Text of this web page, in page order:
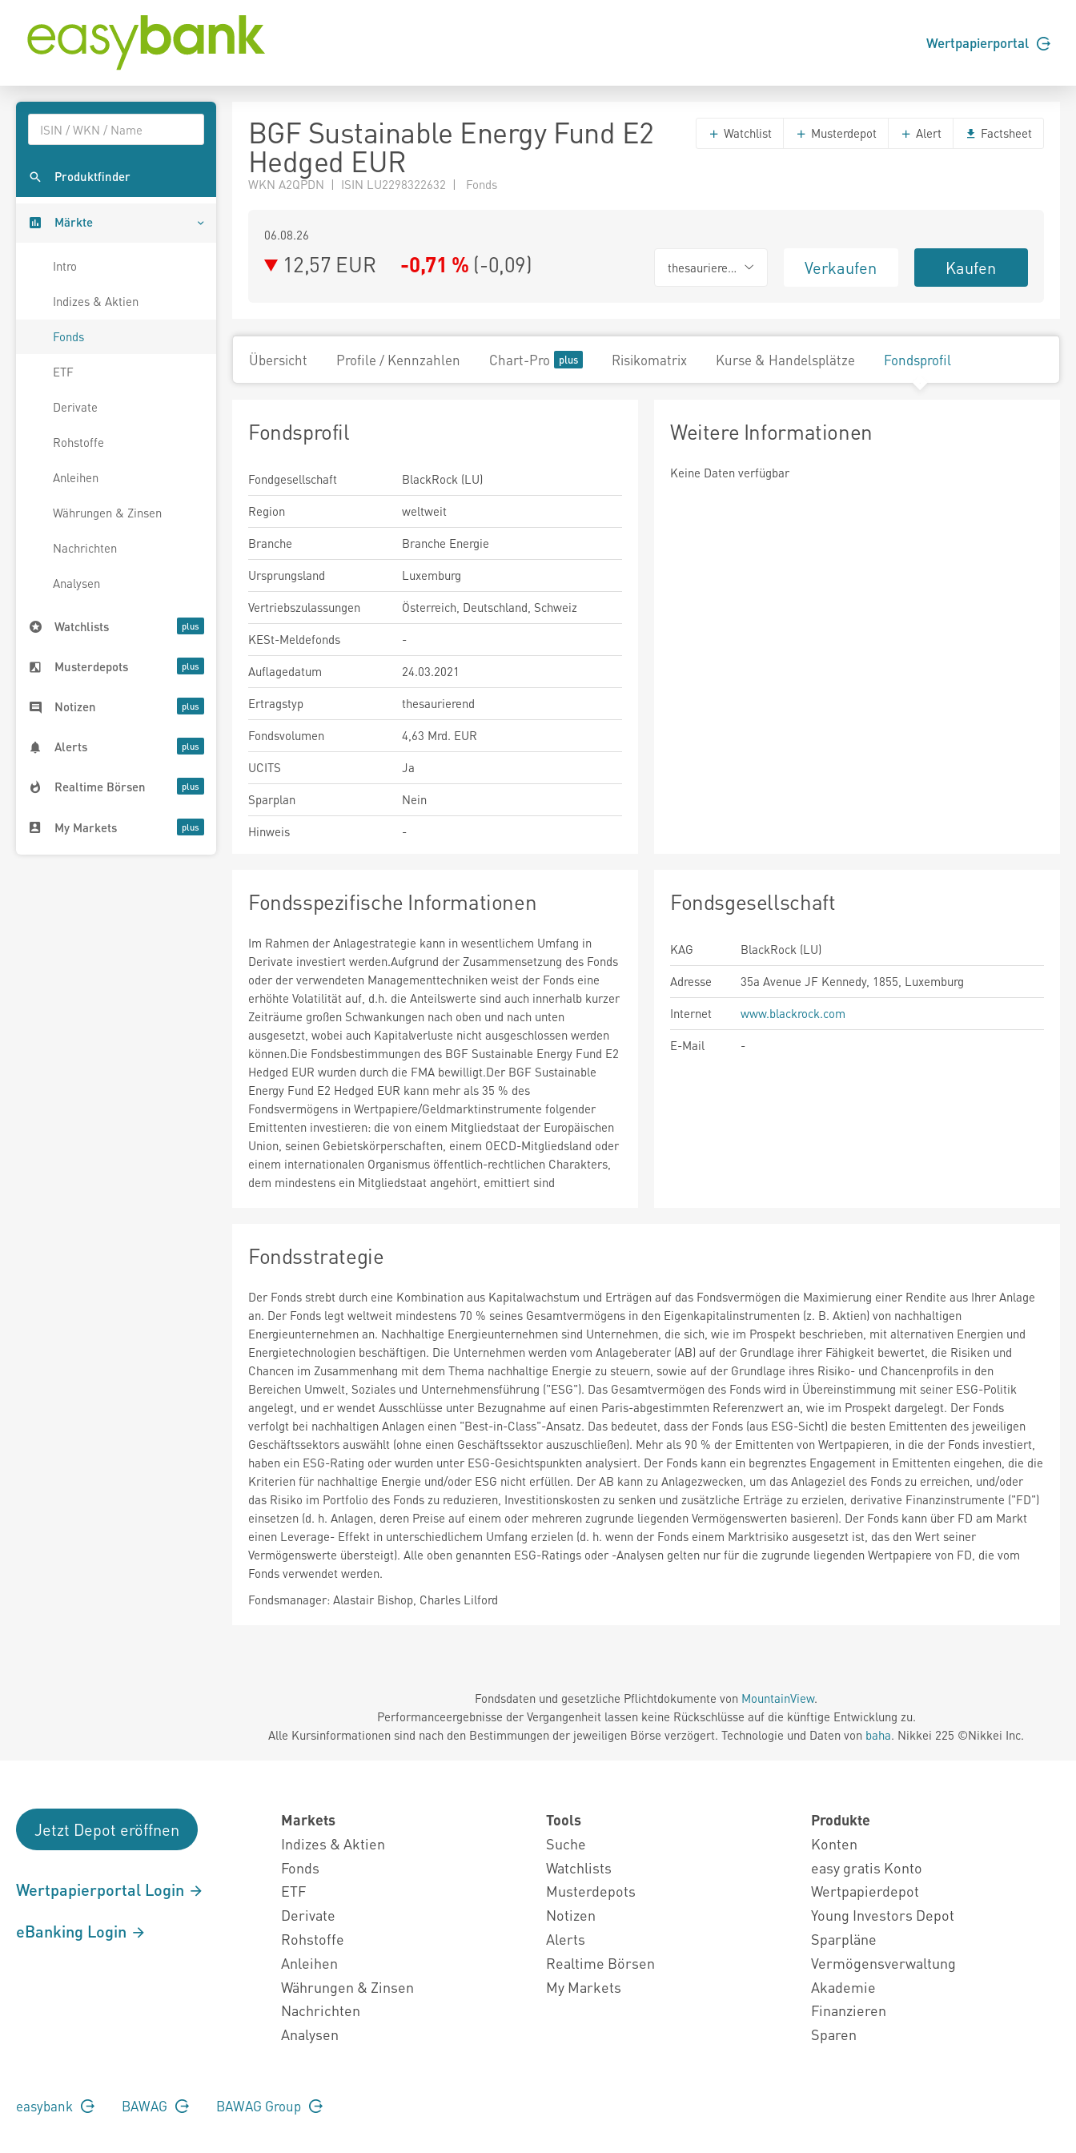
Wertpapierportal
Produktfinder
Märkte
Intro
Indizes & Aktien
Fonds
ETF
Derivate
Rohstoffe
Anleihen
Währungen & Zinsen
Nachrichten
Analysen
Watchlists
Musterdepots
Notizen
Alerts
Realtime Börsen
My Markets
BGF Sustainable Energy Fund E2
Hedged EUR
WKN A2QPDN | ISIN LU2298322632 | Fonds
Watchlist Musterdepot Alert Factsheet
06.08.26
12,57 EUR -0,71 % (-0,09) thesaurierend Verkaufen Kaufen
Übersicht Profile / Kennzahlen Chart-Pro Risikomatrix Kurse & Handelsplätze Fondsprofil
Fondsprofil
Fondgesellschaft
BlackRock (LU)
Region
weltweit
Branche
Branche Energie
Ursprungsland
Luxemburg
Vertriebszulassungen
Österreich, Deutschland, Schweiz
KESt-Meldefonds
-
Auflagedatum
24.03.2021
Ertragstyp
thesaurierend
Fondsvolumen
4,63 Mrd. EUR
UCITS
Ja
Sparplan
Nein
Hinweis
-
Weitere Informationen
Keine Daten verfügbar
Fondsspezifische Informationen
Im Rahmen der Anlagestrategie kann in wesentlichem Umfang in
Derivate investiert werden.Aufgrund der Zusammensetzung des Fonds
oder der verwendeten Managementtechniken weist der Fonds eine
erhöhte Volatilität auf, d.h. die Anteilswerte sind auch innerhalb kurzer
Zeiträume großen Schwankungen nach oben und nach unten
ausgesetzt, wobei auch Kapitalverluste nicht ausgeschlossen werden
können.Die Fondsbestimmungen des BGF Sustainable Energy Fund E2
Hedged EUR wurden durch die FMA bewilligt.Der BGF Sustainable
Energy Fund E2 Hedged EUR kann mehr als 35 % des
Fondsvermögens in Wertpapiere/Geldmarktinstrumente folgender
Emittenten investieren: die von einem Mitgliedstaat der Europäischen
Union, seinen Gebietskörperschaften, einem OECD-Mitgliedsland oder
einem internationalen Organismus öffentlich-rechtlichen Charakters,
dem mindestens ein Mitgliedstaat angehört, emittiert sind
Fondsgesellschaft
KAG
BlackRock (LU)
Adresse
35a Avenue JF Kennedy, 1855, Luxemburg
Internet
www.blackrock.com
E-Mail
-
Fondsstrategie
Der Fonds strebt durch eine Kombination aus Kapitalwachstum und Erträgen auf das Fondsvermögen die Maximierung einer Rendite aus Ihrer Anlage
an. Der Fonds legt weltweit mindestens 70 % seines Gesamtvermögens in den Eigenkapitalinstrumenten (z. B. Aktien) von nachhaltigen
Energieunternehmen an. Nachhaltige Energieunternehmen sind Unternehmen, die sich, wie im Prospekt beschrieben, mit alternativen Energien und
Energietechnologien beschäftigen. Die Unternehmen werden vom Anlageberater (AB) auf der Grundlage ihrer Fähigkeit bewertet, die Risiken und
Chancen im Zusammenhang mit dem Thema nachhaltige Energie zu steuern, sowie auf der Grundlage ihres Risiko- und Chancenprofils in den
Bereichen Umwelt, Soziales und Unternehmensführung ("ESG"). Das Gesamtvermögen des Fonds wird in Übereinstimmung mit seiner ESG-Politik
angelegt, und er wendet Ausschlüsse unter Bezugnahme auf einen Paris-abgestimmten Referenzwert an, wie im Prospekt dargelegt. Der Fonds
verfolgt bei nachhaltigen Anlagen einen "Best-in-Class"-Ansatz. Das bedeutet, dass der Fonds (aus ESG-Sicht) die besten Emittenten des jeweiligen
Geschäftssektors auswählt (ohne einen Geschäftssektor auszuschließen). Mehr als 90 % der Emittenten von Wertpapieren, in die der Fonds investiert,
haben ein ESG-Rating oder wurden unter ESG-Gesichtspunkten analysiert. Der Fonds kann ein begrenztes Engagement in Emittenten eingehen, die die
Kriterien für nachhaltige Energie und/oder ESG nicht erfüllen. Der AB kann zu Anlagezwecken, um das Anlageziel des Fonds zu erreichen, und/oder
das Risiko im Portfolio des Fonds zu reduzieren, Investitionskosten zu senken und zusätzliche Erträge zu erzielen, derivative Finanzinstrumente ("FD")
einsetzen (d. h. Anlagen, deren Preise auf einem oder mehreren zugrunde liegenden Vermögenswerten basieren). Der Fonds kann über FD am Markt
einen Leverage- Effekt in unterschiedlichem Umfang erzielen (d. h. wenn der Fonds einem Marktrisiko ausgesetzt ist, das den Wert seiner
Vermögenswerte übersteigt). Alle oben genannten ESG-Ratings oder -Analysen gelten nur für die zugrunde liegenden Wertpapiere von FD, die vom
Fonds verwendet werden.
Fondsmanager: Alastair Bishop, Charles Lilford
Fondsdaten und gesetzliche Pflichtdokumente von MountainView.
Performanceergebnisse der Vergangenheit lassen keine Rückschlüsse auf die künftige Entwicklung zu.
Alle Kursinformationen sind nach den Bestimmungen der jeweiligen Börse verzögert. Technologie und Daten von baha. Nikkei 225 ©Nikkei Inc.
Jetzt Depot eröffnen
Wertpapierportal Login
eBanking Login
Markets
Indizes & Aktien
Fonds
ETF
Derivate
Rohstoffe
Anleihen
Währungen & Zinsen
Nachrichten
Analysen
Tools
Suche
Watchlists
Musterdepots
Notizen
Alerts
Realtime Börsen
My Markets
Produkte
Konten
easy gratis Konto
Wertpapierdepot
Young Investors Depot
Sparpläne
Vermögensverwaltung
Akademie
Finanzieren
Sparen
easybank BAWAG BAWAG Group